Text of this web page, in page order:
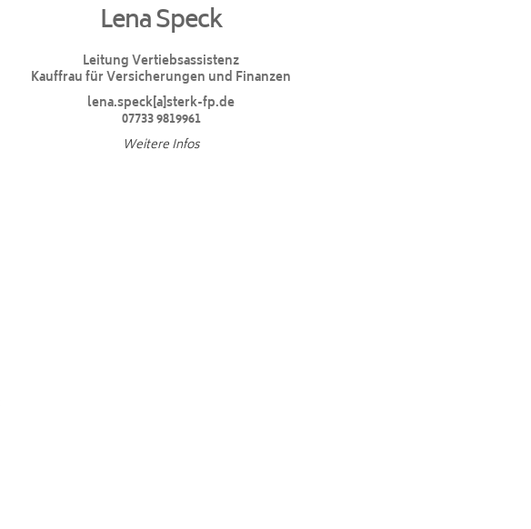
Lena Speck
Leitung Vertiebsassistenz
Kauffrau für Versicherungen und Finanzen
lena.speck[a]sterk-fp.de
07733 9819961
Weitere Infos